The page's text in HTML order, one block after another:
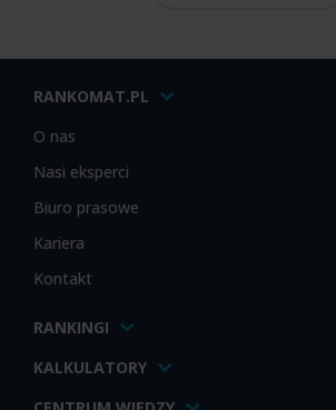
RANKOMAT.PL
O nas
Nasi eksperci
Biuro prasowe
Kariera
Kontakt
RANKINGI
KALKULATORY